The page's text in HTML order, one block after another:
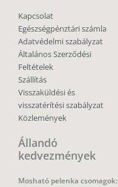
Kapcsolat
Egészségpénztári számla
Adatvédelmi szabályzat
Általános Szerződési
Feltételek
Szállítás
Visszaküldési és
visszatérítési szabályzat
Közlemények
Állandó
kedvezmények
Mosható pelenka csomagok: